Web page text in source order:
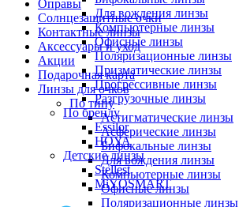
Оправы
Солнцезащитные очки
Контактные линзы
Аксессуары и уход
Акции
Подарочная карта
Линзы для очков
По типу
Астигматические линзы
Асферические линзы
Бифокальные линзы
Для вождения линзы
Компьютерные линзы
Офисные линзы
Поляризационные линзы
Для вождения линзы
Компьютерные линзы
Офисные линзы
Поляризационные линзы
Призматические линзы
Прогрессивные линзы
Разгрузочные линзы
По бренду
Essilor
HOYA
Детские линзы
Stellest
MiYOSMART